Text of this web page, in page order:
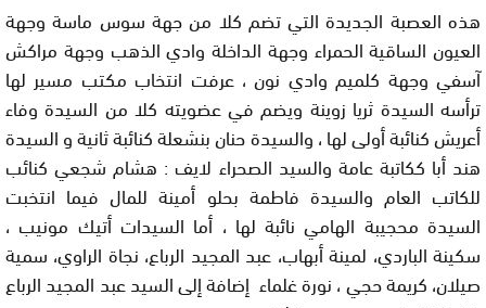
هذه العصبة الجديدة التي تضم كلا من جهة سوس ماسة وجهة
العيون الساقية الحمراء وجهة الداخلة وادي الذهب وجهة مراكش
آسفي وجهة كلميم وادي نون ، عرفت انتخاب مكتب مسير لها
ترأسه السيدة ثريا زوينة ويضم في عضويته كلا من السيدة وفاء
أعريش كنائبة أولى لها ، والسيدة حنان بنشعلة كنائبة ثانية و السيدة
هند أبا ككاتبة عامة والسيد الصحراء لايف : هشام شجعي كنائب
للكاتب العام والسيدة فاطمة بحلو أمينة للمال فيما انتخبت
السيدة محجيبة الهامي نائبة لها ، أما السيدات أتيك مونيب ،
سكينة الباردي، لمينة أبهاب، عبد المجيد الرباع، نجاة الراوي، سمية
صيلان، كريمة حجي ، نورة غلماء إضافة إلى السيد عبد المجيد الرباع